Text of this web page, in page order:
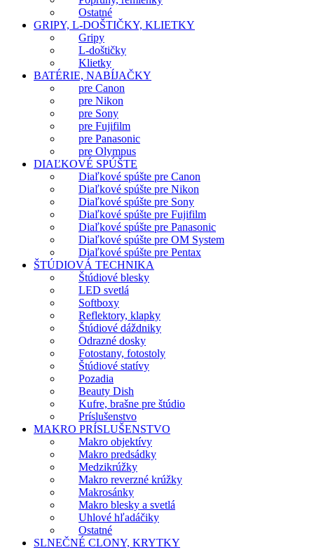
Ostatné
GRIPY, L-DOŠTIČKY, KLIETKY
Gripy
L-doštičky
Klietky
BATÉRIE, NABÍJAČKY
pre Canon
pre Nikon
pre Sony
pre Fujifilm
pre Panasonic
pre Olympus
DIAĽKOVÉ SPÚŠTE
Diaľkové spúšte pre Canon
Diaľkové spúšte pre Nikon
Diaľkové spúšte pre Sony
Diaľkové spúšte pre Fujifilm
Diaľkové spúšte pre Panasonic
Diaľkové spúšte pre OM System
Diaľkové spúšte pre Pentax
ŠTÚDIOVÁ TECHNIKA
Štúdiové blesky
LED svetlá
Softboxy
Reflektory, klapky
Štúdiové dáždniky
Odrazné dosky
Fotostany, fotostoly
Štúdiové statívy
Pozadia
Beauty Dish
Kufre, brašne pre štúdio
Príslušenstvo
MAKRO PRÍSLUŠENSTVO
Makro objektívy
Makro predsádky
Medzikrúžky
Makro reverzné krúžky
Makrosánky
Makro blesky a svetlá
Uhlové hľadáčiky
Ostatné
SLNEČNÉ CLONY, KRYTKY